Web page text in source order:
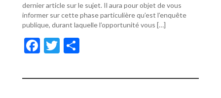
dernier article sur le sujet. Il aura pour objet de vous
informer sur cette phase particulière qu’est l’enquête
publique, durant laquelle l’opportunité vous […]
F
e
T
itt ta